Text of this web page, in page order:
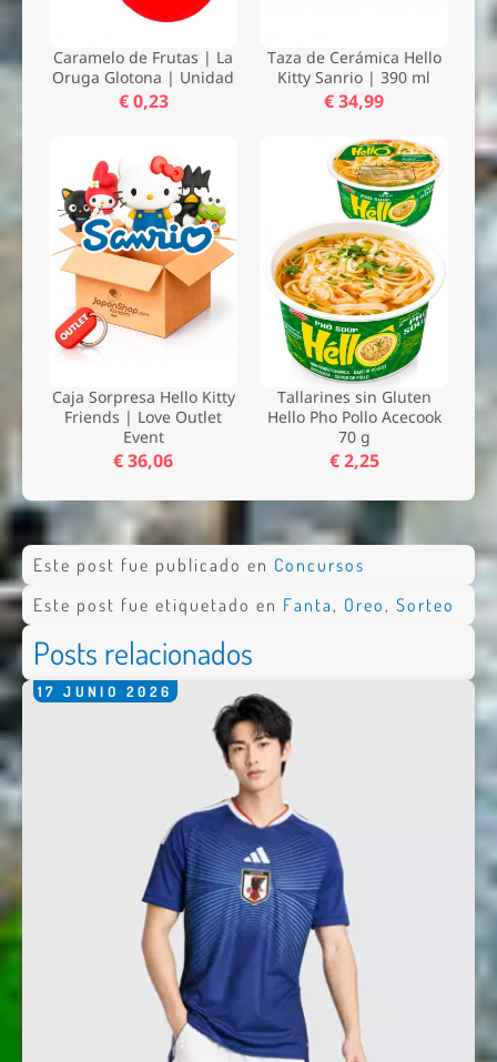
Caramelo de Frutas | La
Oruga Glotona | Unidad
€ 0,23
Taza de Cerámica Hello
Kitty Sanrio | 390 ml
€ 34,99
Caja Sorpresa Hello Kitty
Friends | Love Outlet
Event
€ 36,06
Tallarines sin Gluten
Hello Pho Pollo Acecook
70 g
€ 2,25
Este post fue publicado en Concursos
Este post fue etiquetado en Fanta , Oreo , Sorteo
Posts relacionados
17 JUNIO 2026